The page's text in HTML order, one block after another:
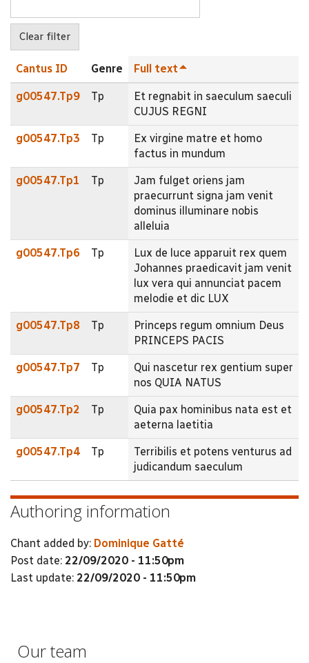
Cantus ID Genre Full text
g00547.Tp9 Tp
Et regnabit in saeculum saeculi
CUJUS REGNI
g00547.Tp3 Tp
Ex virgine matre et homo
factus in mundum
g00547.Tp1 Tp
Jam fulget oriens jam
praecurrunt signa jam venit
dominus illuminare nobis
alleluia
g00547.Tp6 Tp
Lux de luce apparuit rex quem
Johannes praedicavit jam venit
lux vera qui annunciat pacem
melodie et dic LUX
g00547.Tp8 Tp
Princeps regum omnium Deus
PRINCEPS PACIS
g00547.Tp7 Tp
Qui nascetur rex gentium super
nos QUIA NATUS
g00547.Tp2 Tp
Quia pax hominibus nata est et
aeterna laetitia
g00547.Tp4 Tp
Terribilis et potens venturus ad
judicandum saeculum
Authoring information
Chant added by: Dominique Gatté
Post date: 22/09/2020 - 11:50pm
Last update: 22/09/2020 - 11:50pm
Our team